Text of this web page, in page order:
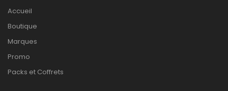
Accueil
Boutique
Marques
Promo
Packs et Coffrets